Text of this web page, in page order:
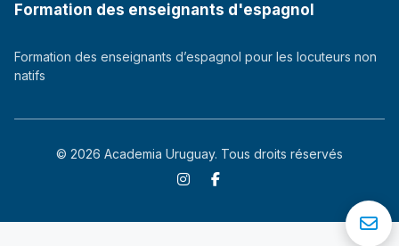
Formation des enseignants d'espagnol
Formation des enseignants d’espagnol pour les locuteurs non
natifs
© 2026 Academia Uruguay. Tous droits réservés